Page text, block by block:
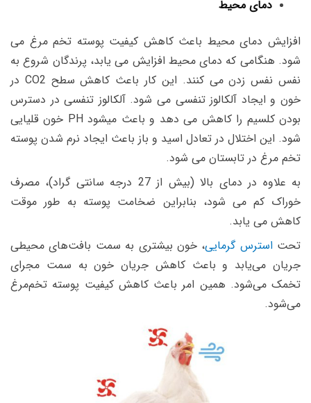
دمای محیط
افزایش دمای محیط باعث کاهش کیفیت پوسته تخم مرغ می
شود. هنگامی که دمای محیط افزایش می یابد، پرندگان شروع به
نفس نفس زدن می کنند. این کار باعث کاهش سطح CO 2
در
خون و ایجاد آلکالوز تنفسی می شود. آلکالوز تنفسی در دسترس
بودن کلسیم را کاهش می دهد و باعث میشود PH خون قلیایی
شود. این اختلال در تعادل اسید و باز باعث ایجاد نرم شدن پوسته
تخم مرغ در تابستان می شود.
به علاوه در دمای بالا (بیش از 27 درجه سانتی گراد)، مصرف
خوراک کم می شود، بنابراین ضخامت پوسته به طور موقت
کاهش می یابد.
تحتاسترس گرمایی، خون بیشتری به سمت بافت‌های محیطی
جریان می‌یابد و باعث کاهش جریان خون به سمت مجرای
تخمک می‌شود. همین امر باعث کاهش کیفیت پوسته تخم‌مرغ
می‌شود.